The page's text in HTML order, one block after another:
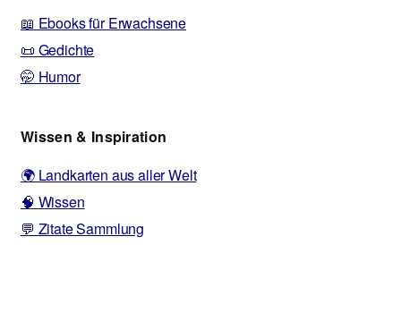
📖 Ebooks für Erwachsene
📜 Gedichte
🤭 Humor
Wissen & Inspiration
🌍 Landkarten aus aller Welt
🧠 Wissen
💬 Zitate Sammlung